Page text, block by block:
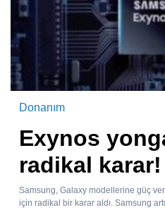
Donanım
Exynos
radikal karar!
Samsung, Galaxy modellerine güç
için radikal bir karar aldı. Samsung